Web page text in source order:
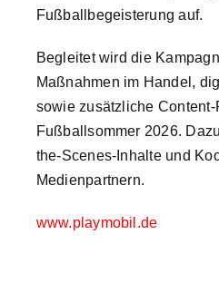
Fußballbegeisterung auf.
Begleitet wird die
Maßnahmen im Handel,
sowie zusätzliche Content-
Fußballsommer 2026.
the-Scenes-Inhalte und
Medienpartnern.
www.playmobil.de